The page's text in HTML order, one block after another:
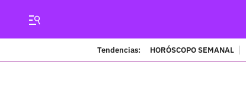
Tendencias: HORÓSCOPO SEMANAL